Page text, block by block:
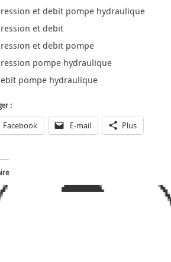
et debit pompe hydraulique
et debit
et debit pompe
pompe hydraulique
pompe hydraulique
:
Facebook E-mail Plus